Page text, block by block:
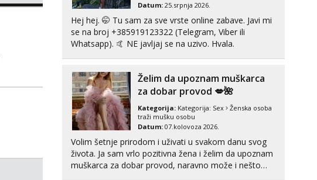
Datum: 25.srpnja 2026.
Hej hej. 🤭 Tu sam za sve vrste online zabave. Javi mi
se na broj +385919123322 (Telegram, Viber ili
Whatsapp). 🤙 NE javljaj se na uzivo. Hvala.
Želim da upoznam muškarca
za dobar provod 💋🌺
Kategorija: Kategorija: Sex
Ženska osoba
traži mušku osobu
Datum: 07.kolovoza 2026.
Volim šetnje prirodom i uživati u svakom danu svog
života. Ja sam vrlo pozitivna žena i želim da upoznam
muškarca za dobar provod, naravno može i nešto